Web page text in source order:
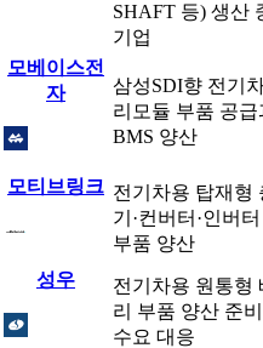
SHAFT 등) 생산
기업
모베이스전
자
삼성SDI향 전기
리모듈 부품 공급
BMS 양산
모티브링크 전기차용 탑재형
기·컨버터·인버
부품 양산
성우
전기차용 원통형
리 부품 양산 준
수요 대응